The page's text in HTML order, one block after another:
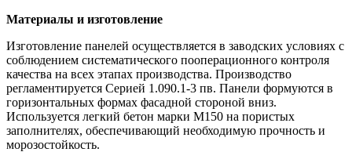
Материалы и изготовление
Изготовление панелей осуществляется в заводских условиях с
соблюдением систематического пооперационного контроля
качества на всех этапах производства. Производство
регламентируется Серией 1.090.1-3 пв. Панели формуются в
горизонтальных формах фасадной стороной вниз.
Используется легкий бетон марки М150 на пористых
заполнителях, обеспечивающий необходимую прочность и
морозостойкость.